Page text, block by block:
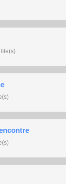
file(s)